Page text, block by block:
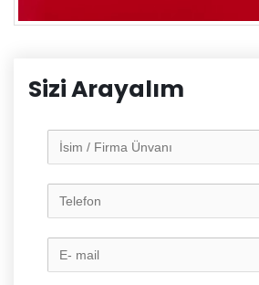
Sizi Arayalım